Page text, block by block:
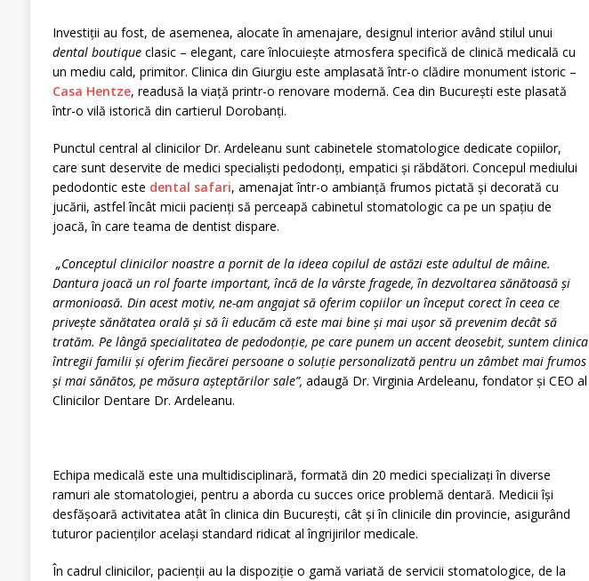
Investiții au fost, de asemenea, alocate în amenajare, designul interior având stilul unui
dental boutiqueclasic – elegant, care înlocuiește atmosfera specifică de clinică medicală cu
un mediu cald, primitor. Clinica din Giurgiu este amplasată într-o clădire monument istoric –
Casa Hentze, readusă la viață printr-o renovare modernă. Cea din București este plasată
într-o vilă istorică din cartierul Dorobanți.
Punctul central al clinicilor Dr. Ardeleanu sunt cabinetele stomatologice dedicate copiilor,
care sunt deservite de medici specialiști pedodonți, empatici și răbdători. Concepul mediului
pedodontic este dental safari, amenajat într-o ambianță frumos pictată și decorată cu
jucării, astfel încât micii pacienți să perceapă cabinetul stomatologic ca pe un spațiu de
joacă, în care teama de dentist dispare.
„Conceptul clinicilor noastre a pornit de la ideea copilul de astăzi este adultul de mâine.
Dantura joacă un rol foarte important, încă de la vârste fragede, în dezvoltarea sănătoasă și
armonioasă. Din acest motiv, ne-am angajat să oferim copiilor un început corect în ceea ce
privește sănătatea orală și să îi educăm că este mai bine și mai ușor să prevenim decât să
tratăm. Pe lângă specialitatea de pedodonție, pe care punem un accent deosebit, suntem clinica
întregii familii și oferim fiecărei persoane o soluție personalizată pentru un zâmbet mai frumos
și mai sănătos, pe măsura așteptărilor sale”, adaugă Dr. Virginia Ardeleanu, fondator și CEO al
Clinicilor Dentare Dr. Ardeleanu.
Echipa medicală este una multidisciplinară, formată din 20 medici specializați în diverse
ramuri ale stomatologiei, pentru a aborda cu succes orice problemă dentară. Medicii își
desfășoară activitatea atât în clinica din București, cât și în clinicile din provincie, asigurând
tuturor pacienților același standard ridicat al îngrijirilor medicale.
În cadrul clinicilor, pacienții au la dispoziție o gamă variată de servicii stomatologice, de la